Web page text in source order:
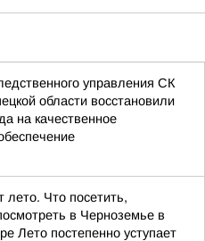
управления СК
области восстановили
на качественное
лето. Что посетить,
в Черноземье в
Лето постепенно уступает